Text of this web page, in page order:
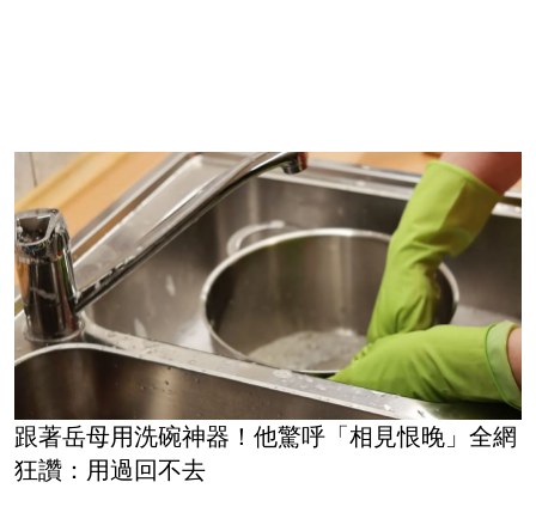
跟著岳母用洗碗神器！他驚呼「相見恨晚」全網
狂讚：用過回不去